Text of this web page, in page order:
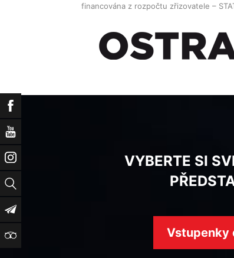
Facebook
YouTube
Instagram
Vyhledat
Newsletter
TripAdvisor
financována z rozpočtu zřizovatele –
VYBERTE SI
Vstupenky